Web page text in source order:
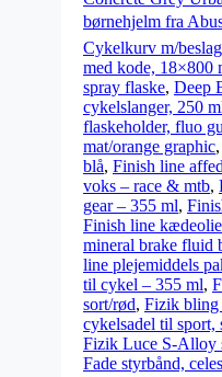
børnehjelm fra
Cykelkurv m/
med kode, 18×800
spray flaske, Deep
cykelslanger, 250
flaskeholder, fluo
mat/orange graphic,
blå, Finish line
voks – race & mtb,
gear – 355 ml,
Finish line
mineral brake fluid
line plejemiddels
til cykel – 355 ml,
sort/rød, Fizik bling
cykelsadel til sport,
Fizik Luce S-Alloy
Fade styrbånd,